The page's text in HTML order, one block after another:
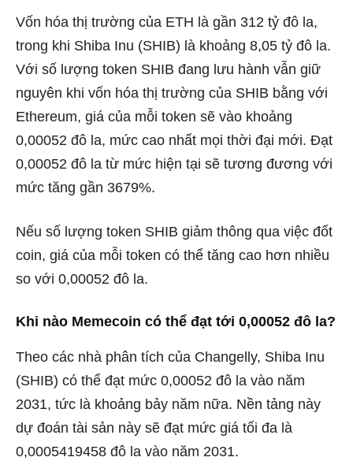
Vốn hóa thị trường của ETH là gần 312 tỷ đô la,
trong khi Shiba Inu (SHIB) là khoảng 8,05 tỷ đô la.
Với số lượng token SHIB đang lưu hành vẫn giữ
nguyên khi vốn hóa thị trường của SHIB bằng với
Ethereum, giá của mỗi token sẽ vào khoảng
0,00052 đô la, mức cao nhất mọi thời đại mới. Đạt
0,00052 đô la từ mức hiện tại sẽ tương đương với
mức tăng gần 3679%.
Nếu số lượng token SHIB giảm thông qua việc đốt
coin, giá của mỗi token có thể tăng cao hơn nhiều
so với 0,00052 đô la.
Khi nào Memecoin có thể đạt tới 0,00052 đô la?
Theo các nhà phân tích của Changelly, Shiba Inu
(SHIB) có thể đạt mức 0,00052 đô la vào năm
2031, tức là khoảng bảy năm nữa. Nền tảng này
dự đoán tài sản này sẽ đạt mức giá tối đa là
0,0005419458 đô la vào năm 2031.